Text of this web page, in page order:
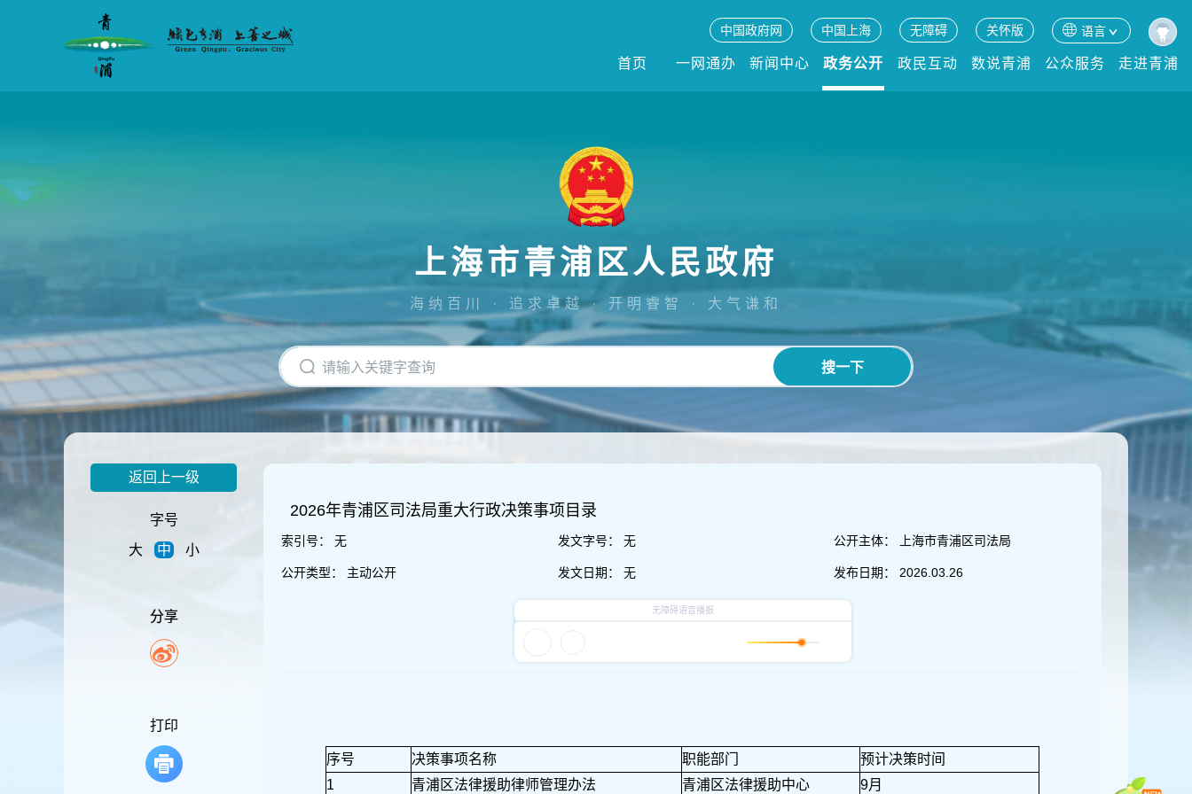
网
主
要
内
容
区
域
中国政府网 中国上海 无障碍 关怀版 语言
首页 一网通办 新闻中心 政务公开 政民互动 数说青浦 公众服务 走进青浦
上海市青浦区人民政府
海纳百川 · 追求卓越 · 开明睿智 · 大气谦和
搜一下
返回上一级
字号
大
中 小
分享
打印
2026年青浦区司法局重大行政决策事项目录
索引号： 无
公开类型： 主动公开
发文字号： 无
发文日期： 无
公开主体： 上海市青浦区司法局
发布日期： 2026.03.26
序号 决策事项名称 职能部门
预计决策时间
1
青浦区法律援助律师管理办法 青浦区法律援助中心 9月